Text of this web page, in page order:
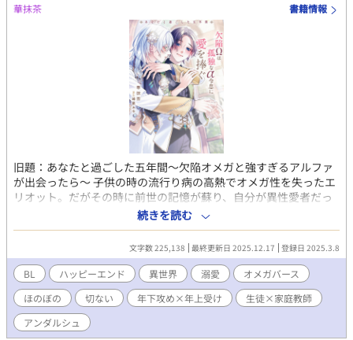
華抹茶 書籍情報
旧題：あなたと過ごした五年間～欠陥オメガと強すぎるアルファ
が出会ったら～ 子供の時の流行り病の高熱でオメガ性を失ったエ
リオット。だがその時に前世の記憶が蘇り、自分が異性愛者だっ
たことを思い出す。オメガ性を失ったことを喜び、ベータとして
生きていくことに。 もうすぐ学園を卒業するという時に、とある
公爵家の嫡男の家庭教師を探しているという話を耳にする。その
仕事が出来たらいいと面接に行くと、とんでもなく美しいアルフ
ァの子供がいた。 だがそのアルファの子供は、質素な別館で一人
でひっそりと生活する孤独なアルファだった。その理由がこの子
供のアルファ性が強すぎて誰も近寄れないからというのだ。 だが
エリオットだけはそのフェロモンの影響を受けなかった。家庭教
師の仕事も決まり、アルファの子供と接するうちに心に抱えた傷
続きを読む
文字数 225,138 最終更新日 2025.12.17 登録日 2025.3.8
BL ハッピーエンド 異世界 溺愛
オメガバース
ほのぼの
切ない 年下攻め×年上受け
生徒×家庭教師
アンダルシュ